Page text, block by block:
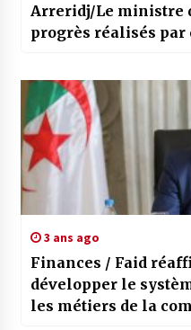
Arreridj/Le ministre
progrès réalisés par
3 ans ago
Finances / Faid
développer le